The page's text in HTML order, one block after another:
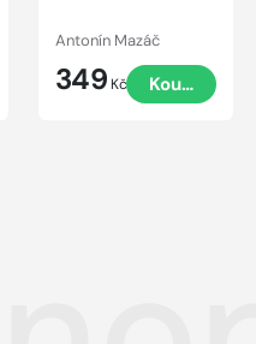
Antonín Mazáč
349 Kč Koupit